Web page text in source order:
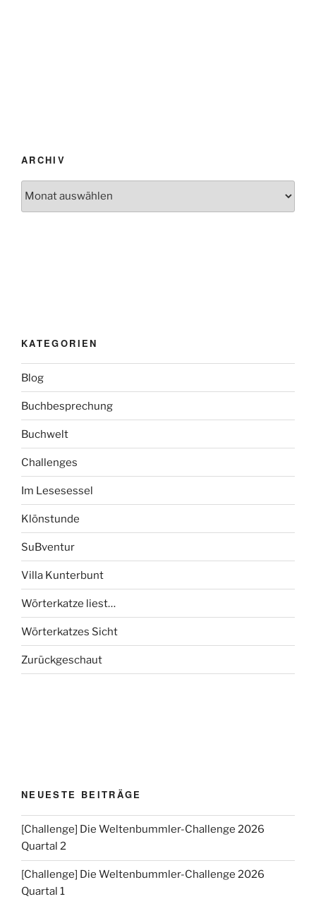
ARCHIV
Archiv
KATEGORIEN
Blog
Buchbesprechung
Buchwelt
Challenges
Im Lesesessel
Klönstunde
SuBventur
Villa Kunterbunt
Wörterkatze liest…
Wörterkatzes Sicht
Zurückgeschaut
NEUESTE BEITRÄGE
[Challenge] Die Weltenbummler-Challenge 2026
Quartal 2
[Challenge] Die Weltenbummler-Challenge 2026
Quartal 1